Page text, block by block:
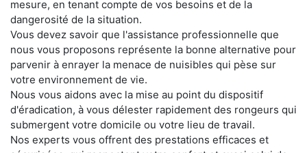
mesure, en tenant compte de vos besoins et de la
dangerosité de la situation.
Vous devez savoir que l'assistance professionnelle que
nous vous proposons représente la bonne alternative pour
parvenir à enrayer la menace de nuisibles qui pèse sur
votre environnement de vie.
Nous vous aidons avec la mise au point du dispositif
d'éradication, à vous délester rapidement des rongeurs qui
submergent votre domicile ou votre lieu de travail.
Nos experts vous offrent des prestations efficaces et